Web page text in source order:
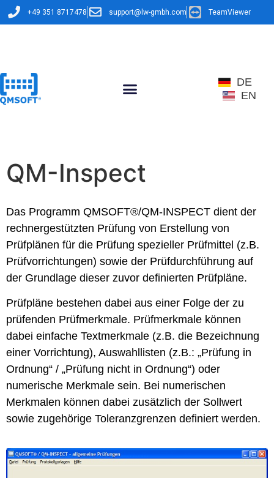
+49 351 8717478 support@lw-gmbh.com TeamViewer
DE
EN
QM-Inspect
Das Programm QMSOFT®/QM-INSPECT dient der
rechnergestützten Prüfung von Erstellung von
Prüfplänen für die Prüfung spezieller Prüfmittel (z.B.
Prüfvorrichtungen) sowie der Prüfdurchführung auf
der Grundlage dieser zuvor definierten Prüfpläne.
Prüfpläne bestehen dabei aus einer Folge der zu
prüfenden Prüfmerkmale. Prüfmerkmale können
dabei einfache Textmerkmale (z.B. die Bezeichnung
einer Vorrichtung), Auswahllisten (z.B.: „Prüfung in
Ordnung“ / „Prüfung nicht in Ordnung“) oder
numerische Merkmale sein. Bei numerischen
Merkmalen können dabei zusätzlich der Sollwert
sowie zugehörige Toleranzgrenzen definiert werden.